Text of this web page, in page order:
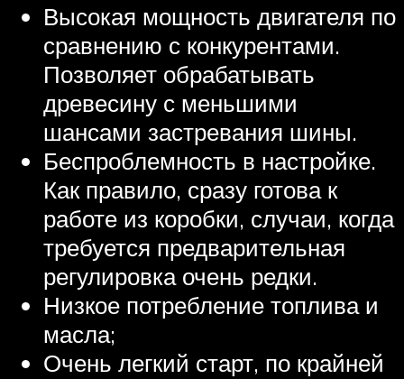
Высокая мощность двигателя по
сравнению с конкурентами.
Позволяет обрабатывать
древесину с меньшими
шансами застревания шины.
Беспроблемность в настройке.
Как правило, сразу готова к
работе из коробки, случаи, когда
требуется предварительная
регулировка очень редки.
Низкое потребление топлива и
масла;
Очень легкий старт, по крайней